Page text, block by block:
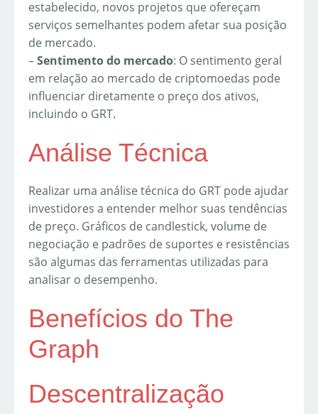
estabelecido, novos projetos que ofereçam
serviços semelhantes podem afetar sua posição
de mercado.
–Sentimento do mercado: O sentimento geral
em relação ao mercado de criptomoedas pode
influenciar diretamente o preço dos ativos,
incluindo o GRT.
Análise Técnica
Realizar uma análise técnica do GRT pode ajudar
investidores a entender melhor suas tendências
de preço. Gráficos de candlestick, volume de
negociação e padrões de suportes e resistências
são algumas das ferramentas utilizadas para
analisar o desempenho.
Benefícios do The
Graph
Descentralização